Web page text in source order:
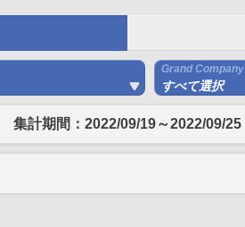
Grand Company
すべて選択
集計期間：2022/09/19～2022/09/25